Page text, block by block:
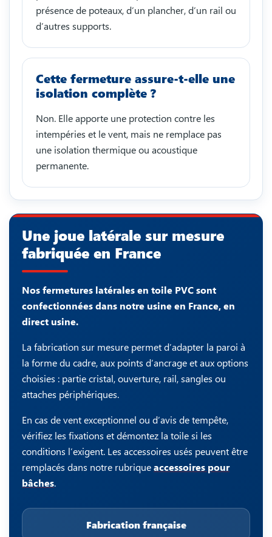
présence de poteaux, d’un plancher, d’un rail ou
d’autres supports.
Cette fermeture assure-t-elle une
isolation complète ?
Non. Elle apporte une protection contre les
intempéries et le vent, mais ne remplace pas
une isolation thermique ou acoustique
permanente.
Une joue latérale sur mesure
fabriquée en France
Nos fermetures latérales en toile PVC sont
confectionnées dans notre usine en France, en
direct usine.
La fabrication sur mesure permet d’adapter la paroi à
la forme du cadre, aux points d’ancrage et aux options
choisies : partie cristal, ouverture, rail, sangles ou
attaches périphériques.
En cas de vent exceptionnel ou d’avis de tempête,
vérifiez les fixations et démontez la toile si les
conditions l’exigent. Les accessoires usés peuvent être
remplacés dans notre rubriqueaccessoires pour
bâches.
Fabrication française